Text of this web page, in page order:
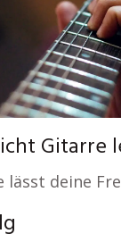
Gitarre
deine